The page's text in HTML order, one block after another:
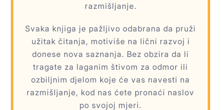
razmišljanje.
Svaka knjiga je pažljivo odabrana da pruži
užitak čitanja, motiviše na lični razvoj i
donese nova saznanja. Bez obzira da li
tragate za laganim štivom za odmor ili
ozbiljnim djelom koje će vas navesti na
razmišljanje, kod nas ćete pronaći naslov
po svojoj mjeri.